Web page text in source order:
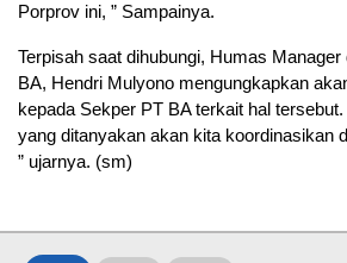
Porprov ini, ” Sampainya.
Terpisah saat dihubungi, Humas
BA, Hendri Mulyono mengungkapkan
kepada Sekper PT BA terkait hal
yang ditanyakan akan kita koordinasikan
” ujarnya. (sm)